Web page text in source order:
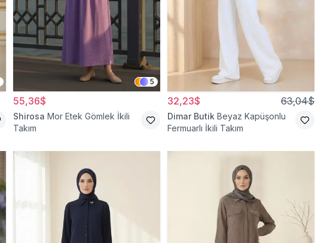
5
55,36$
Shirosa Mor Etek Gömlek İkili
Takım
32,23$ 63,04$
Dimar Butik Beyaz Kapüşonlu
Fermuarlı İkili Takım